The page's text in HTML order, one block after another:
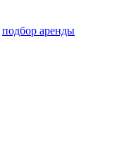
подбор аренды